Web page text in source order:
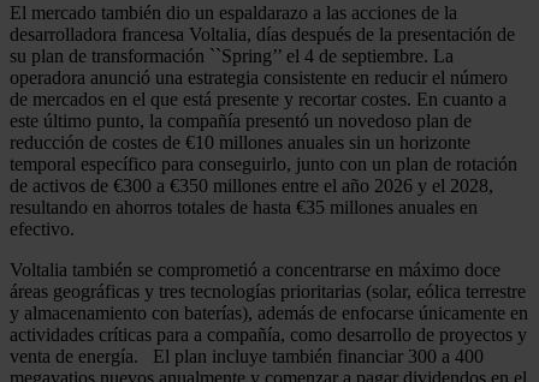
El mercado también dio un espaldarazo a las acciones de la
desarrolladora francesa Voltalia, días después de la presentación de
su plan de transformación ``Spring’’ el 4 de septiembre. La
operadora anunció una estrategia consistente en reducir el número
de mercados en el que está presente y recortar costes. En cuanto a
este último punto, la compañía presentó un novedoso plan de
reducción de costes de €10 millones anuales sin un horizonte
temporal específico para conseguirlo, junto con un plan de rotación
de activos de €300 a €350 millones entre el año 2026 y el 2028,
resultando en ahorros totales de hasta €35 millones anuales en
efectivo.
Voltalia también se comprometió a concentrarse en máximo doce
áreas geográficas y tres tecnologías prioritarias (solar, eólica terrestre
y almacenamiento con baterías), además de enfocarse únicamente en
actividades críticas para a compañía, como desarrollo de proyectos y
venta de energía. El plan incluye también financiar 300 a 400
megavatios nuevos anualmente y comenzar a pagar dividendos en el